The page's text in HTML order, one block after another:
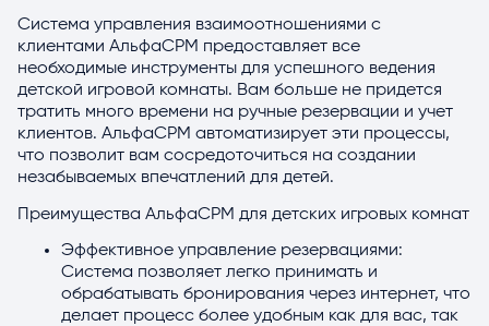
Система управления взаимоотношениями с
клиентами АльфаСРМ предоставляет все
необходимые инструменты для успешного ведения
детской игровой комнаты. Вам больше не придется
тратить много времени на ручные резервации и учет
клиентов. АльфаСРМ автоматизирует эти процессы,
что позволит вам сосредоточиться на создании
незабываемых впечатлений для детей.
Преимущества АльфаСРМ для детских игровых комнат
Эффективное управление резервациями:
Система позволяет легко принимать и
обрабатывать бронирования через интернет, что
делает процесс более удобным как для вас, так